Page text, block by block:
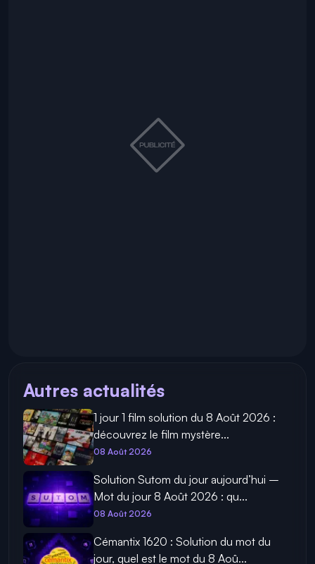
Autres actualités
1 jour 1 film solution du 8 Août 2026 :
découvrez le film mystère...
08 Août 2026
Solution Sutom du jour aujourd’hui –
Mot du jour 8 Août 2026 : qu...
08 Août 2026
Cémantix 1620 : Solution du mot du
jour, quel est le mot du 8 Aoû...